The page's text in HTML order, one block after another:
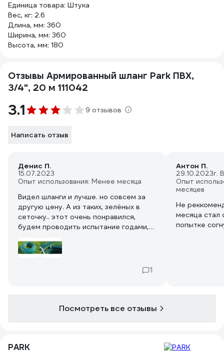
Единица товара: Штука
Вес, кг: 2.6
Длина, мм: 360
Ширина, мм: 360
Высота, мм: 180
Отзывы Армированный шланг Park ПВХ,
3/4", 20 м 111042
3.1 9 отзывов
Написать отзыв
Денис П.
15.07.2023
Опыт использования: Менее месяца
Видел шланги и лучше. но совсем за
другую цену. А из таких, зелёных в
сеточку.. этот очень понравился,
будем проводить испытание годами,
1
Антон П.
29.10.2023г.
Опыт
месяцев
Не
месяца стал
попытке
Посмотреть все отзывы
PARK